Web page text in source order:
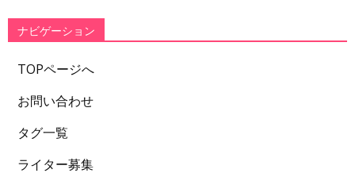
ー
ナビゲーション
TOPページへ
お問い合わせ
タグ一覧
ライター募集